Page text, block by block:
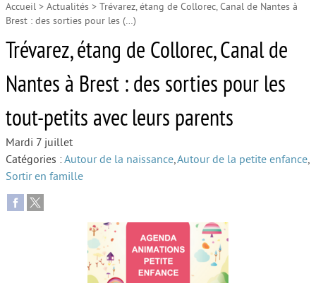
Accueil
Autour de la petite enfance
Autour de l’enfance
Autour de la jeunesse
Face au deuil
Sortir en famille
Accueil > Actualités > Trévarez, étang de Collorec, Canal de Nantes à
Brest : des sorties pour les (…)
Trévarez, étang de Collorec, Canal de
Nantes à Brest : des sorties pour les
tout-petits avec leurs parents
Mardi 7 juillet
Catégories :Autour de la naissance,Autour de la petite enfance,
Sortir en famille